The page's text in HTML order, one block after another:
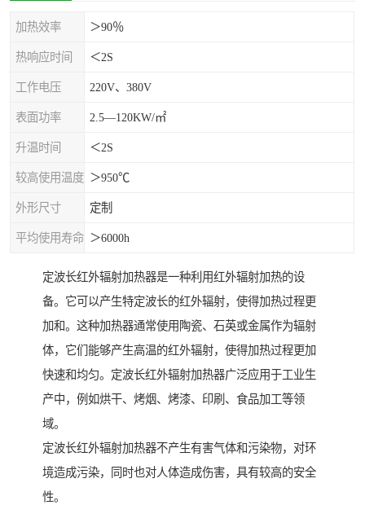
加热效率 ＞90％
热响应时间 ＜2S
工作电压 220V、380V
表面功率 2.5—120KW/㎡
升温时间 ＜2S
较高使用温度 ＞950℃
外形尺寸 定制
平均使用寿命 ＞6000h
定波长红外辐射加热器是一种利用红外辐射加热的设
备。它可以产生特定波长的红外辐射，使得加热过程更
加和。这种加热器通常使用陶瓷、石英或金属作为辐射
体，它们能够产生高温的红外辐射，使得加热过程更加
快速和均匀。定波长红外辐射加热器广泛应用于工业生
产中，例如烘干、烤烟、烤漆、印刷、食品加工等领
域。
定波长红外辐射加热器不产生有害气体和污染物，对环
境造成污染，同时也对人体造成伤害，具有较高的安全
性。